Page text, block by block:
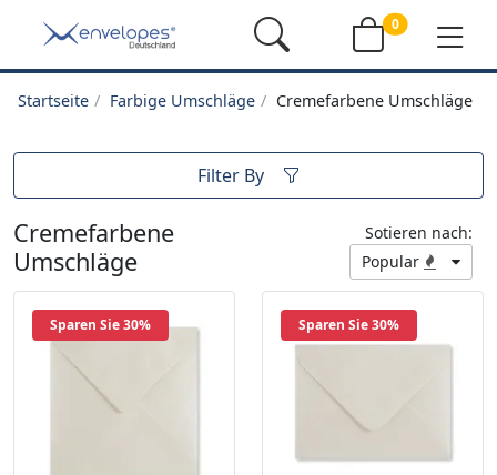
0
Startseite Farbige Umschläge Cremefarbene Umschläge
Filter By
Cremefarbene
Umschläge
Sotieren nach:
Popular
Sparen Sie 30% Sparen Sie 30%